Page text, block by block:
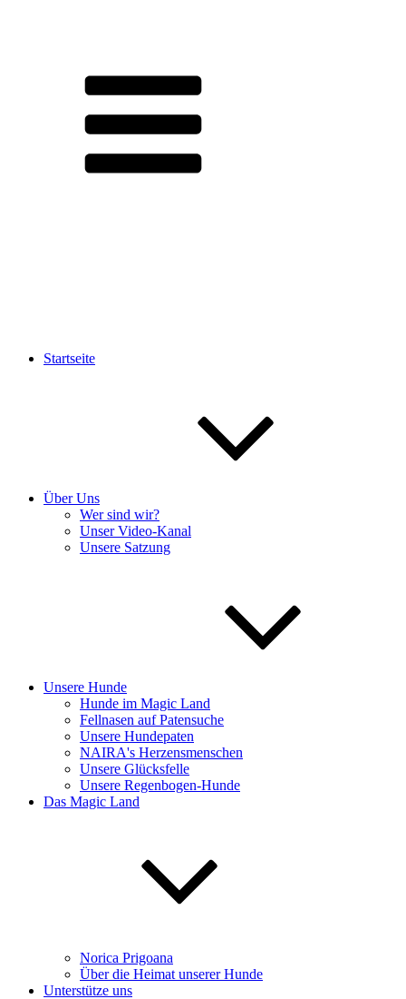
Startseite
Über Uns
Wer sind wir?
Unser Video-Kanal
Unsere Satzung
Unsere Hunde
Hunde im Magic Land
Fellnasen auf Patensuche
Unsere Hundepaten
NAIRA's Herzensmenschen
Unsere Glücksfelle
Unsere Regenbogen-Hunde
Das Magic Land
Norica Prigoana
Über die Heimat unserer Hunde
Unterstütze uns